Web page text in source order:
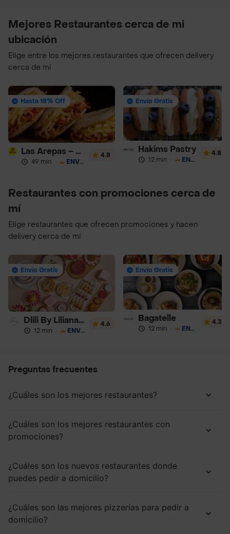
Mejores Restaurantes cerca de mi
ubicación
Elige entre los mejores restaurantes que ofrecen delivery
cerca de mí
Hasta 18% Off
Las Arepas – Arepas Rellenas
49 min · ENVÍO GRATIS
4.8
Envío Gratis
Hakims Pastry
12 min · ENVÍO GRATIS
4.8
Restaurantes con promociones cerca de
mí
Elige restaurantes que ofrecen promociones y hacen
delivery cerca de mí
Envío Gratis
Dlili By Liliana Arango
12 min · ENVÍO GRATIS
4.6
Envío Gratis
Bagatelle
12 min · ENVÍO GRATIS
4.3
Preguntas frecuentes
¿Cuáles son los mejores restaurantes?
¿Cuáles son los mejores restaurantes con
promociones?
¿Cuáles son los nuevos restaurantes donde
puedes pedir a domicilio?
¿Cuáles son las mejores pizzerías para pedir a
domicilio?